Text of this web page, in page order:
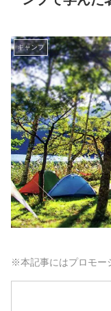
キャンプ
※本記事にはプロモー